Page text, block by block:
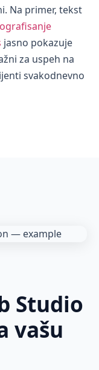
Na primer, tekst
jasno pokazuje
za uspeh na
svakodnevno
Studio
vašu